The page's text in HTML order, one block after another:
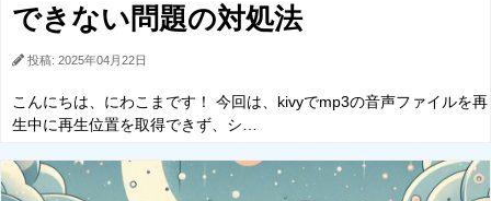
できない問題の対処法
投稿: 2025年04月22日
こんにちは、にわこまです！ 今回は、kivyでmp3の音声ファイルを再
生中に再生位置を取得できず、シ…